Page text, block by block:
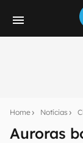
Home Notícias
Auroras
notícias e